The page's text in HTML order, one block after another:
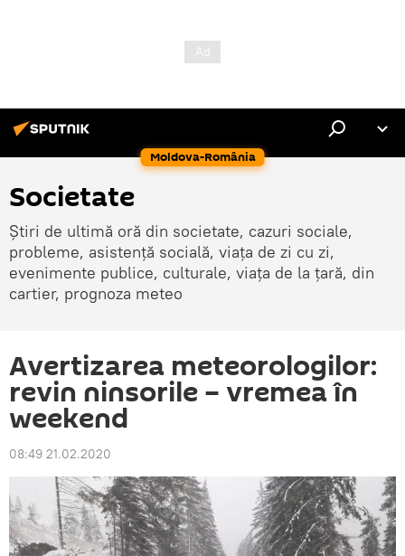
Moldova-România
Societate
Știri de ultimă oră din societate, cazuri sociale,
probleme, asistență socială, viața de zi cu zi,
evenimente publice, culturale, viața de la țară, din
cartier, prognoza meteo
Avertizarea meteorologilor:
revin ninsorile – vremea în
weekend
08:49 21.02.2020